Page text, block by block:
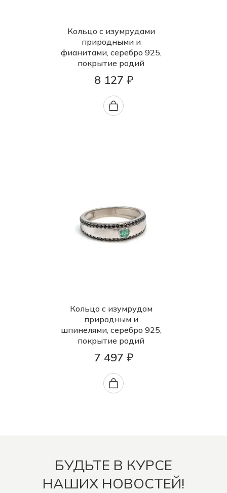
Кольцо с изумрудами
природными и
фианитами, серебро 925,
покрытие родий
8 127 ₽
Кольцо с изумрудом
природным и
шпинелями, серебро 925,
покрытие родий
7 497 ₽
БУДЬТЕ В КУРСЕ
НАШИХ НОВОСТЕЙ!